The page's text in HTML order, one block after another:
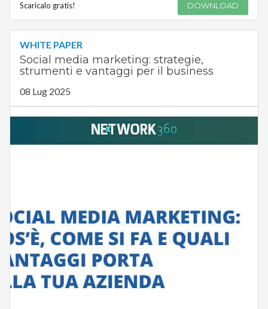
Scaricalo gratis! DOWNLOAD
WHITE PAPER
Social media marketing: strategie,
strumenti e vantaggi per il business
08 Lug 2025